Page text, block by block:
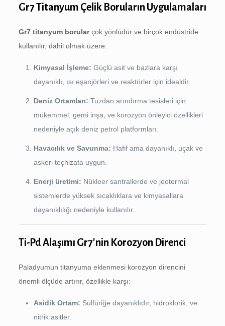
Gr7 Titanyum Çelik Boruların Uygulamaları
Gr7 titanyum borularçok yönlüdür ve birçok endüstride
kullanılır, dahil olmak üzere:
Kimyasal İşleme: Güçlü asit ve bazlara karşı
dayanıklı, ısı eşanjörleri ve reaktörler için idealdir.
Deniz Ortamları: Tuzdan arındırma tesisleri için
mükemmel, gemi inşa, ve korozyon önleyici özellikleri
nedeniyle açık deniz petrol platformları.
Havacılık ve Savunma: Hafif ama dayanıklı, uçak ve
askeri teçhizata uygun.
Enerji üretimi: Nükleer santrallerde ve jeotermal
sistemlerde yüksek sıcaklıklara ve kimyasallara
dayanıklılığı nedeniyle kullanılır..
Ti-Pd Alaşımı Gr7'nin Korozyon Direnci
Paladyumun titanyuma eklenmesi korozyon direncini
önemli ölçüde artırır, özellikle karşı:
Asidik Ortam: Sülfüriğe dayanıklıdır, hidroklorik, ve
nitrik asitler.